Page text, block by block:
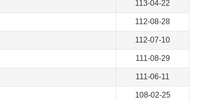
113-04-22
112-08-28
112-07-10
111-08-29
111-06-11
108-02-25